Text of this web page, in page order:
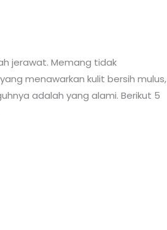
jerawat. Memang tidak
menawarkan kulit bersih mulus,
adalah yang alami. Berikut 5